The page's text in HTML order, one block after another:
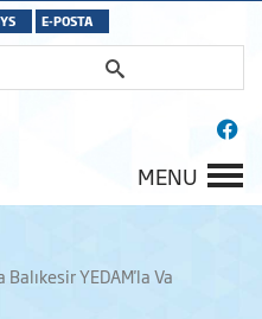
E-POSTA
MENU
YEDAM'la Va